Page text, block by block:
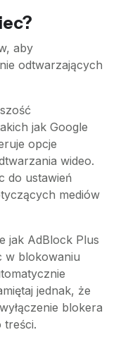
aby
odtwarzających
jak Google
opcje
wideo.
do ustawień
mediów
jak AdBlock Plus
w blokowaniu
jednak, że
blokera
treści.